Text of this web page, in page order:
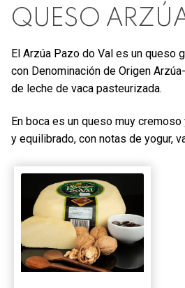
Ternera
Quesos
Blog
Mi cuenta
0 productos
QUESO
El Arzúa Pazo do Val es un queso
con Denominación de Origen
de leche de vaca pasteurizada.
En boca es un queso muy
y equilibrado, con notas de yogur,